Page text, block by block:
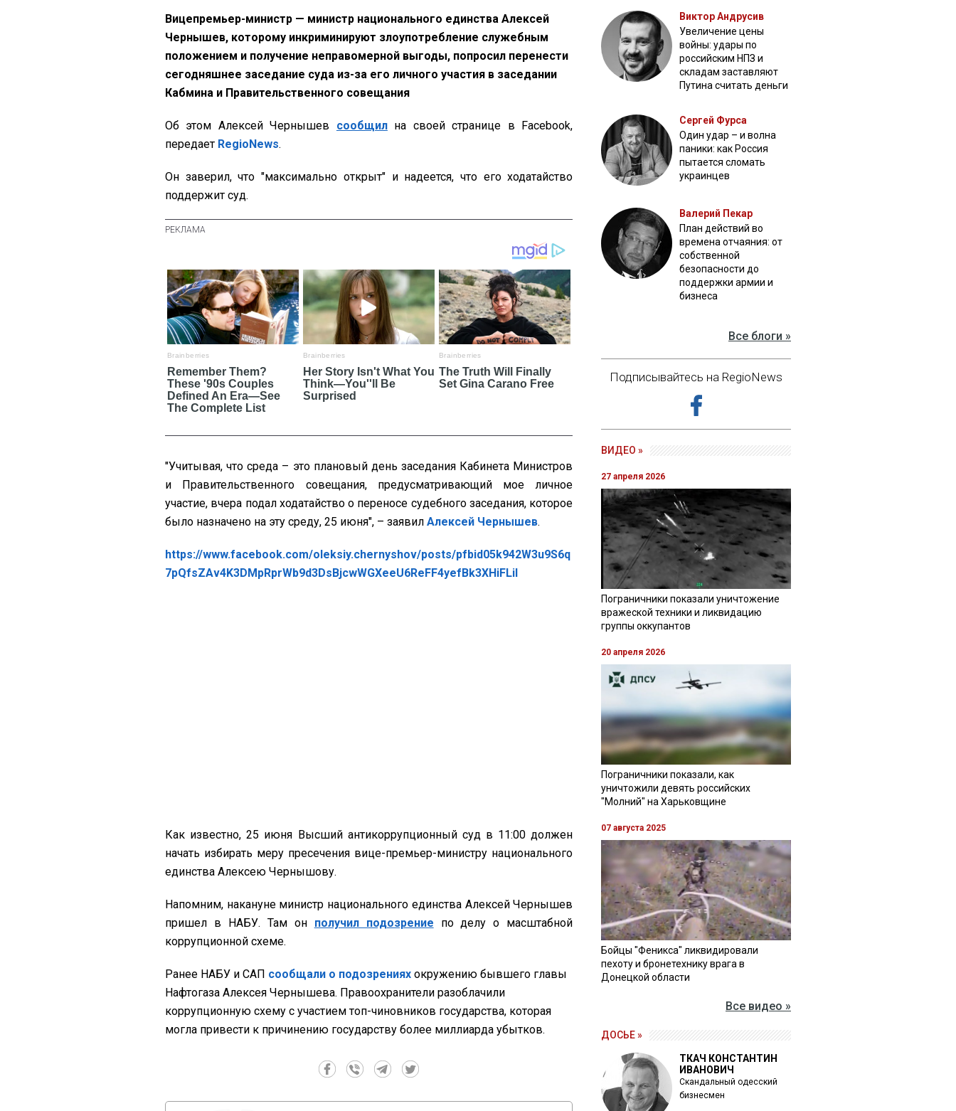
Вицепремьер-министр — министр национального единства Алексей
Чернышев, которому инкриминируют злоупотребление служебным
положением и получение неправомерной выгоды, попросил перенести
сегодняшнее заседание суда из-за его личного участия в заседании
Кабмина и Правительственного совещания
Об этом Алексей Чернышев сообщилна своей странице в Facebook,
передает RegioNews.
Он заверил, что "максимально открыт" и надеется, что его ходатайство
поддержит суд.
"Учитывая, что среда – это плановый день заседания Кабинета Министров
и Правительственного совещания, предусматривающий мое личное
участие, вчера подал ходатайство о переносе судебного заседания, которое
было назначено на эту среду, 25 июня", – заявил Алексей Чернышев.
https://www.facebook.com/oleksiy.chernyshov/posts/pfbid05k942W3u9S6q
7pQfsZAv4K3DMpRprWb9d3DsBjcwWGXeeU6ReFF4yefBk3XHiFLil
Как известно, 25 июня Высший антикоррупционный суд в 11:00 должен
начать избирать меру пресечения вице-премьер-министру национального
единства Алексею Чернышову.
Напомним, накануне министр национального единства Алексей Чернышев
пришел в НАБУ. Там он получил подозрение по делу о масштабной
коррупционной схеме.
Ранее НАБУ и САП сообщали о подозрениях окружению бывшего главы
Нафтогаза Алексея Чернышева. Правоохранители разоблачили
коррупционную схему с участием топ-чиновников государства, которая
могла привести к причинению государству более миллиарда убытков.
Виктор Андрусив
Увеличение цены
войны: удары по
российским НПЗ и
складам заставляют
Путина считать деньги
Сергей Фурса
Один удар – и волна
паники: как Россия
пытается сломать
украинцев
Валерий Пекар
План действий во
времена отчаяния: от
собственной
безопасности до
поддержки армии и
бизнеса
Все блоги »
Подписывайтесь на RegioNews
ВИДЕО »
27 апреля 2026
Пограничники показали уничтожение
вражеской техники и ликвидацию
группы оккупантов
20 апреля 2026
Пограничники показали, как
уничтожили девять российских
"Молний" на Харьковщине
07 августа 2025
Бойцы "Феникса" ликвидировали
пехоту и бронетехнику врага в
Донецкой области
Все видео »
ДОСЬЕ »
ТКАЧ КОНСТАНТИН
ИВАНОВИЧ
Скандальный одесский
бизнесмен